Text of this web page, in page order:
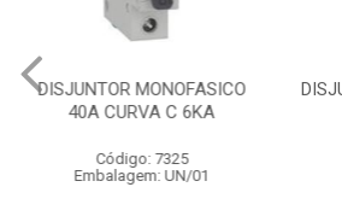
DISJUNTOR MONOFASICO
40A CURVA C 6KA
Código: 7325
Embalagem: UN/01